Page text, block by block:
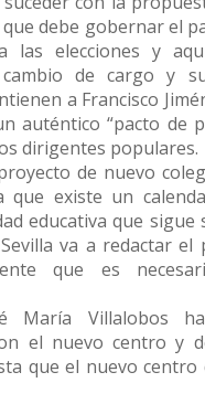
debe gobernar el
las elecciones y
cambio de cargo y
a Francisco
auténtico “pacto de
dirigentes populares.
de nuevo
que existe un
educativa que sigue
va a redactar el
que es
María Villalobos
el nuevo centro y
que el nuevo centro